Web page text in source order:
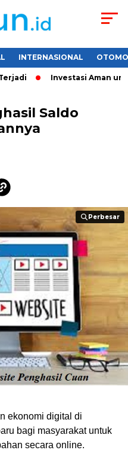
INTERNASIONAL
Investasi Aman untuk
Saldo
Perbesar
Perbesar
ekonomi digital di
bagi masyarakat untuk
secara online.